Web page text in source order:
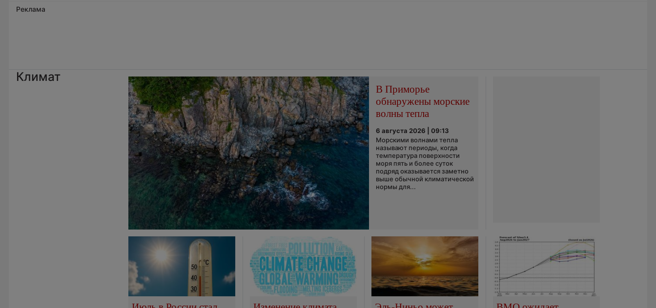
Реклама
Климат
В Приморье
обнаружены морские
волны тепла
6 августа 2026 | 09:13
Морскими волнами тепла
называют периоды, когда
температура поверхности
моря пять и более суток
подряд оказывается заметно
выше обычной климатической
нормы для...